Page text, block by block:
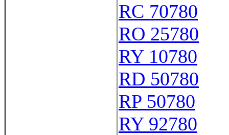
RC 70780
RO 25780
RY 10780
RD 50780
RP 50780
RY 92780